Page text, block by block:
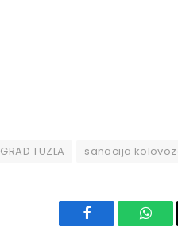
GRAD TUZLA sanacija
Facebook